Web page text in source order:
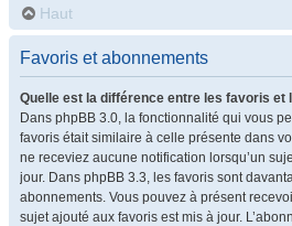
Haut
Favoris et abonnements
Quelle est la différence entre les favoris et
Dans phpBB 3.0, la fonctionnalité qui vous
favoris était similaire à celle présente dans
ne receviez aucune notification lorsqu’un
jour. Dans phpBB 3.3, les favoris sont
abonnements. Vous pouvez à présent
sujet ajouté aux favoris est mis à jour.